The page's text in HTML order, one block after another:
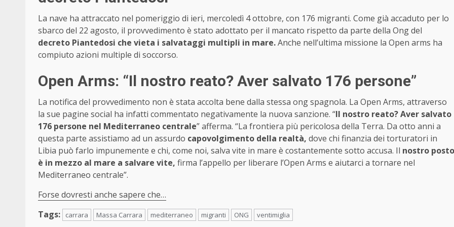
La nave ha attraccato nel pomeriggio di ieri, mercoledì 4 ottobre, con 176 migranti. Come già accaduto per lo
sbarco del 22 agosto, il provvedimento è stato adottato per il mancato rispetto da parte della Ong del
decreto Piantedosi che vieta i salvataggi multipli in mare.Anche nell’ultima missione la Open arms ha
compiuto azioni multiple di soccorso.
Open Arms: “Il nostro reato? Aver salvato 176 persone”
La notifica del provvedimento non è stata accolta bene dalla stessa ong spagnola. La Open Arms, attraverso
la sue pagine social ha infatti commentato negativamente la nuova sanzione. “Il nostro reato? Aver salvato
176 persone nel Mediterraneo centrale” afferma. “La frontiera più pericolosa della Terra. Da otto anni a
questa parte assistiamo ad un assurdo capovolgimento della realtà, dove chi finanzia dei torturatori in
Libia può farlo impunemente e chi, come noi, salva vite in mare è costantemente sotto accusa. Il nostro posto
è in mezzo al mare a salvare vite, firma l’appello per liberare l’Open Arms e aiutarci a tornare nel
Mediterraneo centrale”.
Forse dovresti anche sapere che…
Tags:
carrara Massa Carrara mediterraneo migranti ONG ventimiglia